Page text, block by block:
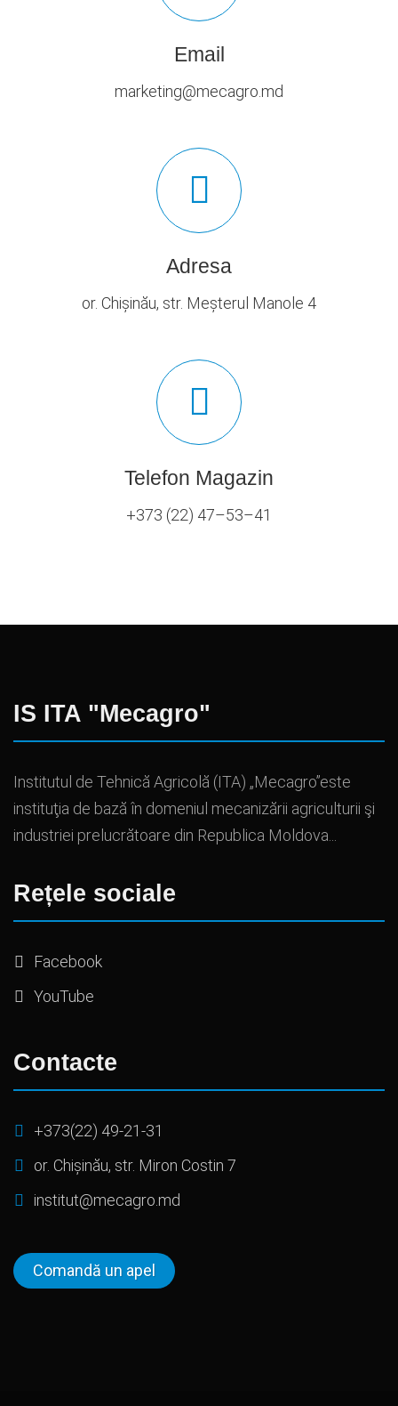
Email
marketing@mecagro.md
Adresa
or. Chișinău, str. Meșterul Manole 4
Telefon Magazin
+373 (22) 47–53–41
IS ITA "Mecagro"
Institutul de Tehnică Agricolă (ITA) „Mecagro”este
instituţia de bază în domeniul mecanizării agriculturii şi
industriei prelucrătoare din Republica Moldova...
Rețele sociale
Facebook
YouTube
Contacte
+373(22) 49-21-31
or. Chișinău, str. Miron Costin 7
institut@mecagro.md
Comandă un apel